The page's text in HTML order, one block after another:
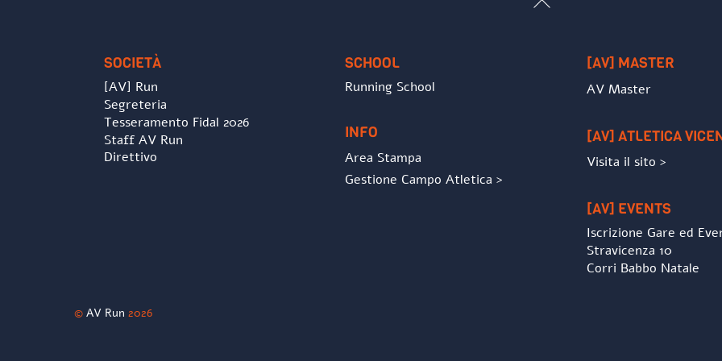
SOCIETÀ
[AV] Run
Segreteria
Tesseramento Fidal 2026
Staff AV Run
Direttivo
SCHOOL
Running School
INFO
Area Stampa
Gestione Campo Atletica >
[AV] MASTER
AV Master
[AV] ATLETICA
Visita il sito >
[AV] EVENTS
Iscrizione Gare ed
Stravicenza 10
Corri Babbo Natale
© AV Run 2026